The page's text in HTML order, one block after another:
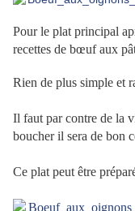
Pour le plat principal
recettes de bœuf aux
Rien de plus simple et
Il faut par contre de la
boucher il sera de bon
Ce plat peut être